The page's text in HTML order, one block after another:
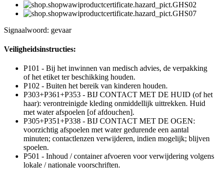
Signaalwoord: gevaar
Veiligheidsinstructies:
P101 - Bij het inwinnen van medisch advies, de verpakking
of het etiket ter beschikking houden.
P102 - Buiten het bereik van kinderen houden.
P303+P361+P353 - BIJ CONTACT MET DE HUID (of het
haar): verontreinigde kleding onmiddellijk uittrekken. Huid
met water afspoelen [of afdouchen].
P305+P351+P338 - BIJ CONTACT MET DE OGEN:
voorzichtig afspoelen met water gedurende een aantal
minuten; contactlenzen verwijderen, indien mogelijk; blijven
spoelen.
P501 - Inhoud / container afvoeren voor verwijdering volgens
lokale / nationale voorschriften.